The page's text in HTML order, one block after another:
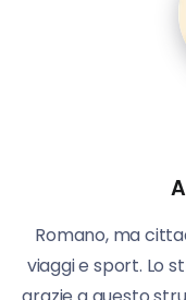
Romano, ma
viaggi e sport. Lo